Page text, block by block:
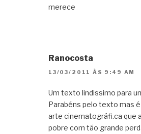
merece
Ranocosta
13/03/2011 ÀS 9:49 AM
Um texto lindissimo para
Parabéns pelo texto mas
arte cinematográfi.ca que
pobre com tão grande